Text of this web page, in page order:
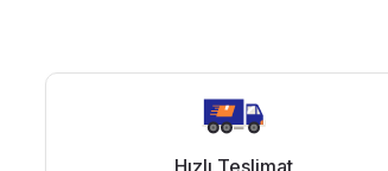
Hızlı Teslimat